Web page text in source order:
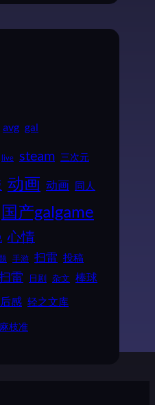
avg gal
live steam 三次元
动画 动画 同人
国产galgame
心情
手游 扫雷 投稿
雷 日剧 杂文 棒球
感 轻之文库
麻枝准